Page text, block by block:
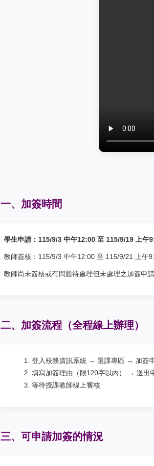
一、加簽時間
學生申請：115/9/3 中午12:00 至 115/9/19 上午
教師簽核：115/9/3 中午12:00 至 115/9/21 上午
教師尚未簽核或有問題待處理但未處理之加簽申
二、加簽流程（全程線上辦理）
登入校務資訊系統 → 選課專區 → 加簽
填寫加簽理由（限120字以內） → 送出
等待授課教師線上審核
三、可申請加簽的情況